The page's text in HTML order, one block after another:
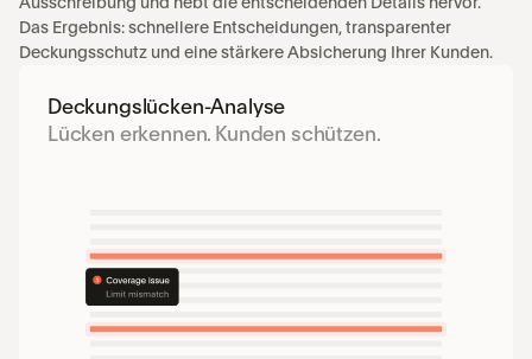
Das Ergebnis: schnellere Entscheidungen, transparenter
Deckungsschutz und eine stärkere Absicherung Ihrer Kunden.
Deckungslücken-Analyse
Lücken erkennen. Kunden schützen.